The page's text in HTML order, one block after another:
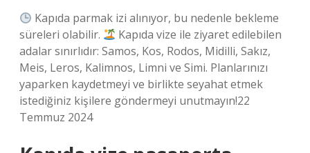
Kapıda parmak izi alınıyor, bu nedenle bekleme
süreleri olabilir.
Kapıda vize ile ziyaret edilebilen
adalar sınırlıdır: Samos, Kos, Rodos, Midilli, Sakız,
Meis, Leros, Kalimnos, Limni ve Simi. Planlarınızı
yaparken kaydetmeyi ve birlikte seyahat etmek
istediğiniz kişilere göndermeyi unutmayın!22
Temmuz 2024